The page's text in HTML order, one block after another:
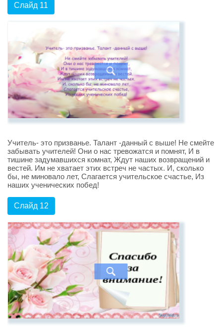
Слайд 11
Учитель- это призванье. Талант -данный с выше! Не смейте
забывать учителей! Они о нас тревожатся и помнят, И в
тишине задумавшихся комнат, Ждут наших возвращений и
вестей. Им не хватает этих встреч не частых. И, сколько
бы, не миновало лет, Слагается учительское счастье, Из
наших ученических побед!
Слайд 12